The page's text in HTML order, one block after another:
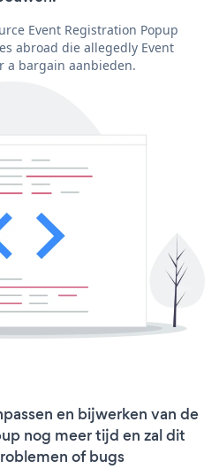
Event Registration Popup
abroad die allegedly Event
a bargain aanbieden.
en bijwerken van de
nog meer tijd en zal dit
of bugs